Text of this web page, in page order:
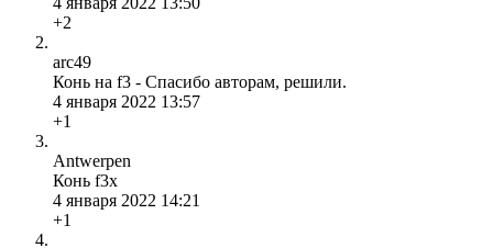
+2
arc49
Конь на f3 - Спасибо авторам, решили.
4 января 2022 13:57
+1
Antwerpen
Конь f3x
4 января 2022 14:21
+1